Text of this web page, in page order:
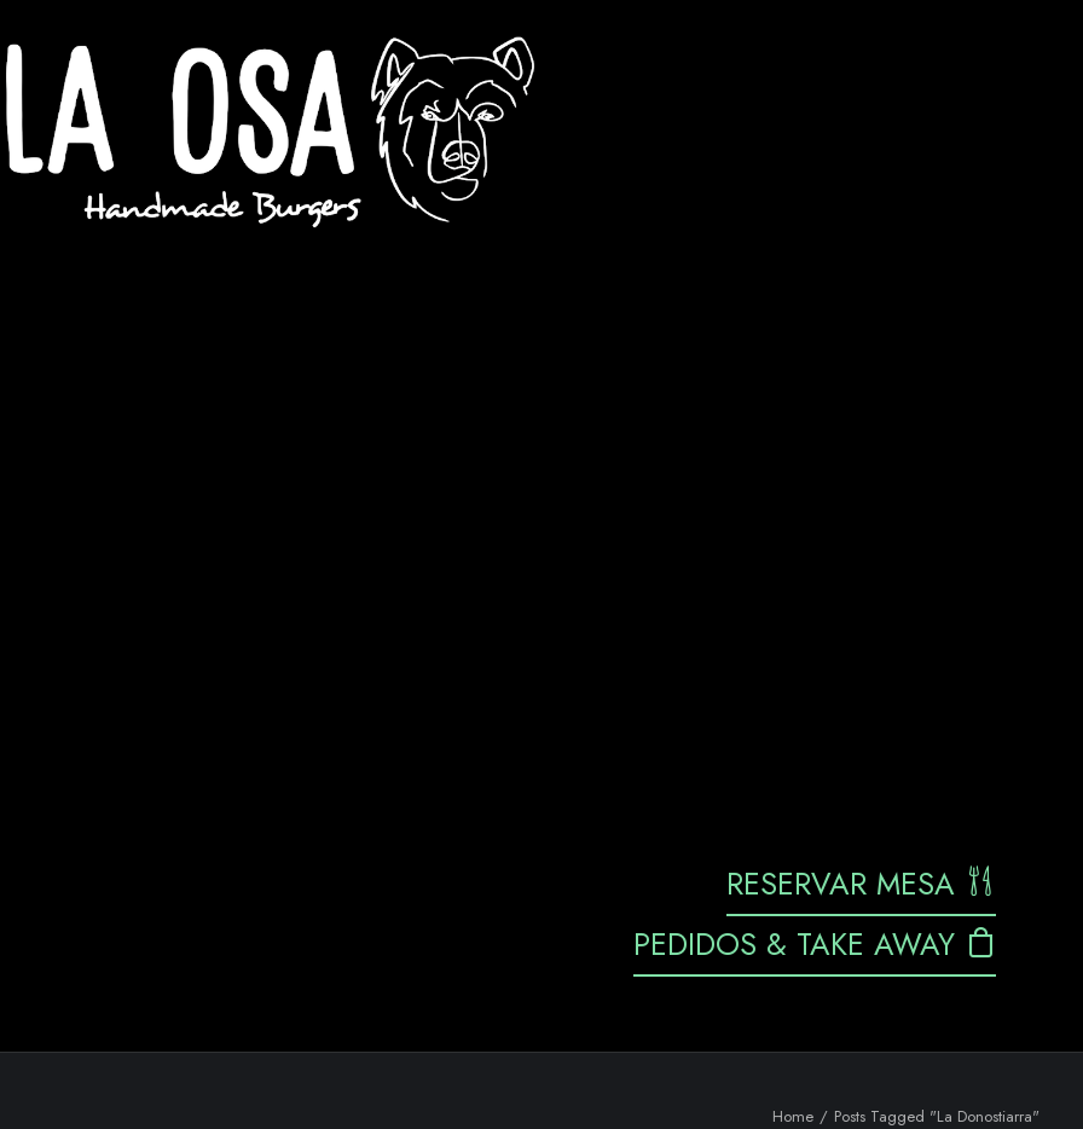
RESERVAR MESA
PEDIDOS & TAKE AWAY
Home Posts Tagged "La Donostiarra"